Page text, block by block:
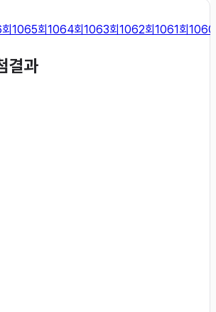
회1065회1064회1063회1062회1061회1060
결과